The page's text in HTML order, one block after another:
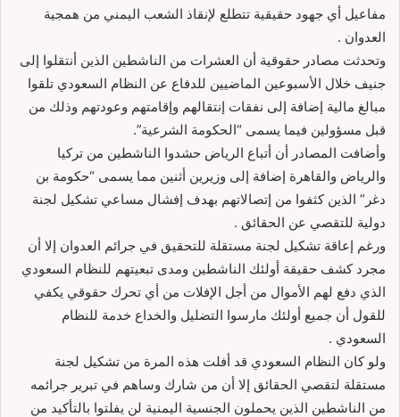
مفاعيل أي جهود حقيقية تتطلع لإنقاذ الشعب اليمني من همجية
العدوان .
وتحدثت مصادر حقوقية أن العشرات من الناشطين الذين أنتقلوا إلى
جنيف خلال الأسبوعين الماضيين للدفاع عن النظام السعودي تلقوا
مبالغ مالية إضافة إلى نفقات إنتقالهم وإقامتهم وعودتهم وذلك من
قبل مسؤولين فيما يسمى “الحكومة الشرعية”.
وأضافت المصادر أن أتباع الرياض حشدوا الناشطين من تركيا
والرياض والقاهرة إضافة إلى وزيرين أثنين مما يسمى “حكومة بن
دغر” الذين كثفوا من إتصالاتهم بهدف إفشال مساعي تشكيل لجنة
دولية للتقصي عن الحقائق .
ورغم إعاقة تشكيل لجنة مستقلة للتحقيق في جرائم العدوان إلا أن
مجرد كشف حقيقة أولئك الناشطين ومدى تبعيتهم للنظام السعودي
الذي دفع لهم الأموال من أجل الإفلات من أي تحرك حقوقي يكفي
للقول أن جميع أولئك مارسوا التضليل والخداع خدمة للنظام
السعودي .
ولو كان النظام السعودي قد أفلت هذه المرة من تشكيل لجنة
مستقلة لتقصي الحقائق إلا أن من شارك وساهم في تبرير جرائمه
من الناشطين الذين يحملون الجنسية اليمنية لن يفلتوا بالتأكيد من